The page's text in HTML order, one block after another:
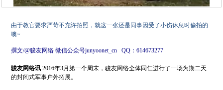
由于教官要求严苛不充许拍照，就这一张还是同事因受了小伤休息时偷拍的
噢~
撰文/@骏友网络 微信公众号junyoonet_cn QQ ：614673277
骏友网络讯 2016年3月第一个周末，骏友网络全体同仁进行了一场为期二天
的封闭式军事户外拓展。